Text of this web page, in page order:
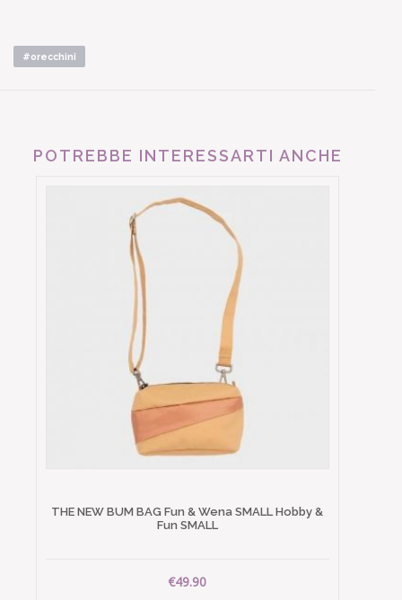
#orecchini
POTREBBE INTERESSARTI ANCHE
THE NEW BUM BAG Fun & Wena SMALL Hobby &
Fun SMALL
€49.90